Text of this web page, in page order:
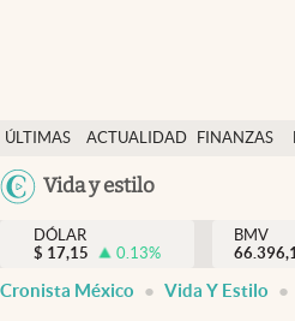
ÚLTIMAS
NOTICIAS
ACTUALIDAD
FINANZAS
Vida y estilo
Actualidad
Finanzas y economía
Dólar y mercados
DÓLAR
$ 17,15 0.13%
BMV
Cronista México Vida Y Estilo